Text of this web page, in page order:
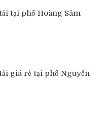
tại phố Hoàng Sâm
giá rẻ tại phố Nguyễn